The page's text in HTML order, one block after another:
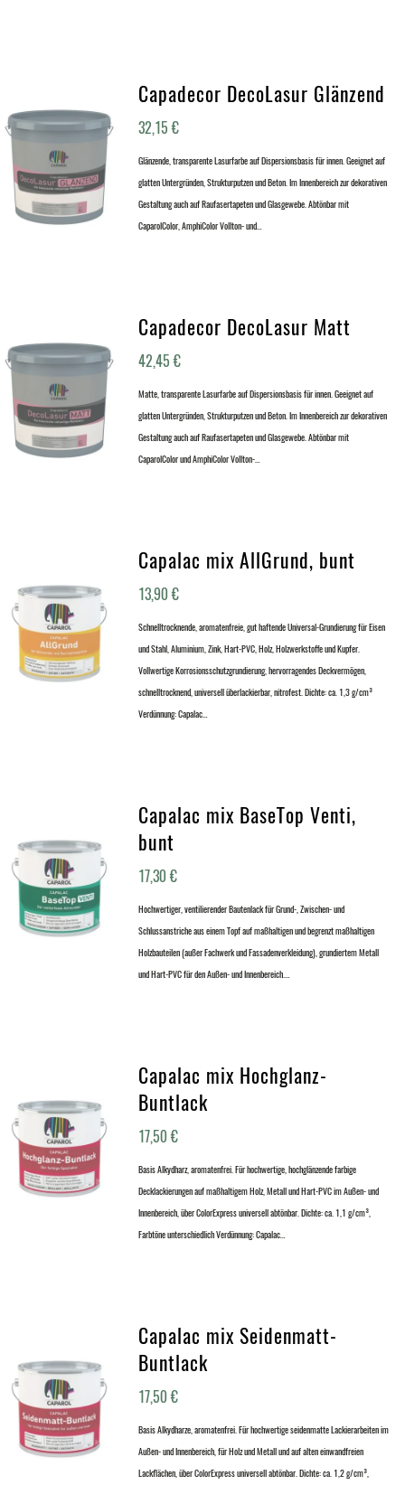
Capadecor DecoLasur Glänzend
32,15€
Glänzende, transparente Lasurfarbe auf Dispersionsbasis für innen. Geeignet auf
glatten Untergründen, Strukturputzen und Beton. Im Innenbereich zur dekorativen
Gestaltung auch auf Raufasertapeten und Glasgewebe. Abtönbar mit
CaparolColor, AmphiColor Vollton- und…
Capadecor DecoLasur Matt
42,45€
Matte, transparente Lasurfarbe auf Dispersionsbasis für innen. Geeignet auf
glatten Untergründen, Strukturputzen und Beton. Im Innenbereich zur dekorativen
Gestaltung auch auf Raufasertapeten und Glasgewebe. Abtönbar mit
CaparolColor und AmphiColor Vollton-…
Capalac mix AllGrund, bunt
13,90€
Schnelltrocknende, aromatenfreie, gut haftende Universal-Grundierung für Eisen
und Stahl, Aluminium, Zink, Hart-PVC, Holz, Holzwerkstoffe und Kupfer.
Vollwertige Korrosionsschutzgrundierung, hervorragendes Deckvermögen,
schnelltrocknend, universell überlackierbar, nitrofest. Dichte: ca. 1,3 g/cm³
Verdünnung: Capalac…
Capalac mix BaseTop Venti,
bunt
17,30€
Hochwertiger, ventilierender Bautenlack für Grund-, Zwischen- und
Schlussanstriche aus einem Topf auf maßhaltigen und begrenzt maßhaltigen
Holzbauteilen (außer Fachwerk und Fassadenverkleidung), grundiertem Metall
und Hart-PVC für den Außen- und Innenbereich.…
Capalac mix Hochglanz-
Buntlack
17,50€
Basis Alkydharz, aromatenfrei. Für hochwertige, hochglänzende farbige
Decklackierungen auf maßhaltigem Holz, Metall und Hart-PVC im Außen- und
Innenbereich, über ColorExpress universell abtönbar. Dichte: ca. 1,1 g/cm³,
Farbtöne unterschiedlich Verdünnung: Capalac…
Capalac mix Seidenmatt-
Buntlack
17,50€
Basis Alkydharze, aromatenfrei. Für hochwertige seidenmatte Lackierarbeiten im
Außen- und Innenbereich, für Holz und Metall und auf alten einwandfreien
Lackflächen, über ColorExpress universell abtönbar. Dichte: ca. 1,2 g/cm³,